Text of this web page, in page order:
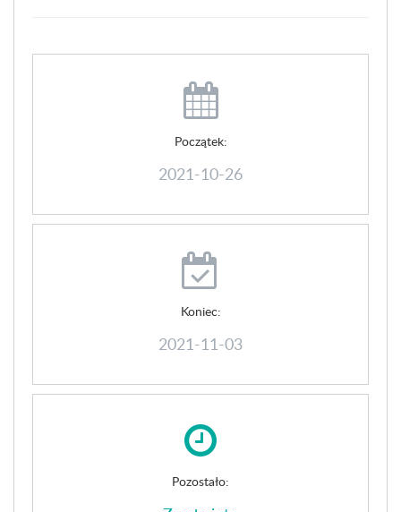
Początek:
2021-10-26
Koniec:
2021-11-03
Pozostało: